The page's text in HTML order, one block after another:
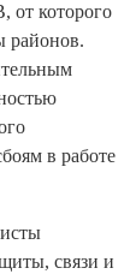
от которого
районов.
в работе
связи и